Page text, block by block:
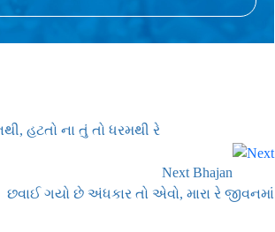
હટતો ના તું તો ધરમથી રે
Next Bhajan
છવાઈ ગયો છે અંધકાર તો એવો, મારા રે જીવનમાં